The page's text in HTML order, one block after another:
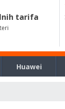
tarifa
Huawei